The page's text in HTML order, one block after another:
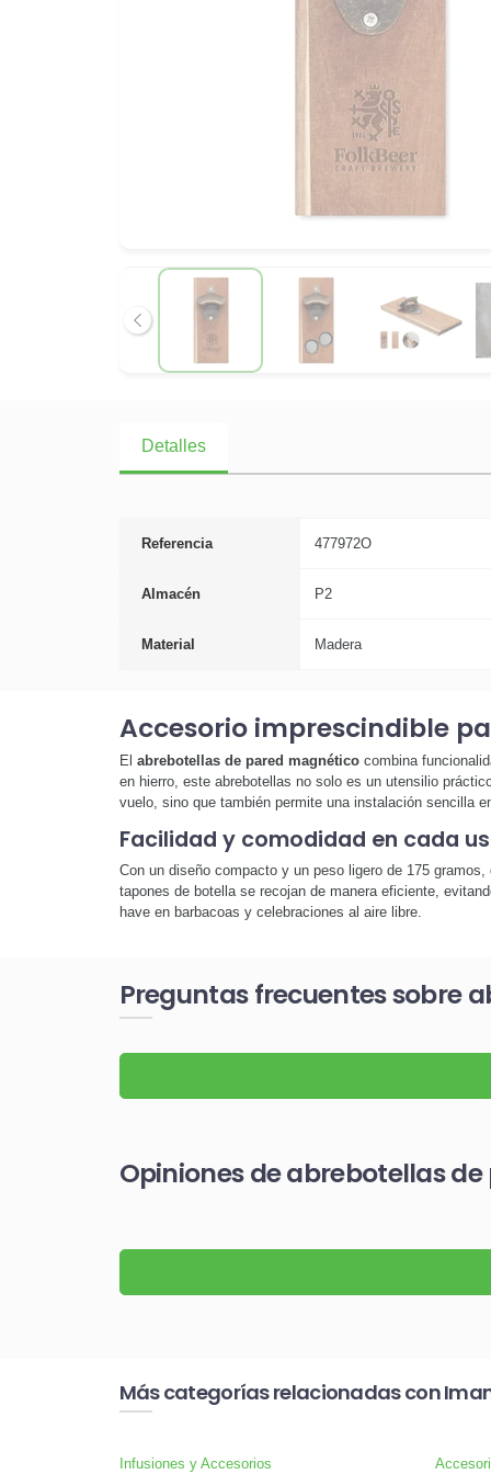
Anterior
Detalles
Referencia 477972O
Almacén P2
Material Madera
Accesorio imprescindible
El abrebotellas de pared magnéticocombina
en hierro, este abrebotellas no solo es un utensilio
vuelo, sino que también permite una instalación sencilla
Facilidad y comodidad en cada
Con un diseño compacto y un peso ligero de 175 gramos,
tapones de botella se recojan de manera eficiente,
have en barbacoas y celebraciones al aire libre.
Preguntas frecuentes sobre
Opiniones de abrebotellas
Más categorías relacionadas con
Infusiones y Accesorios